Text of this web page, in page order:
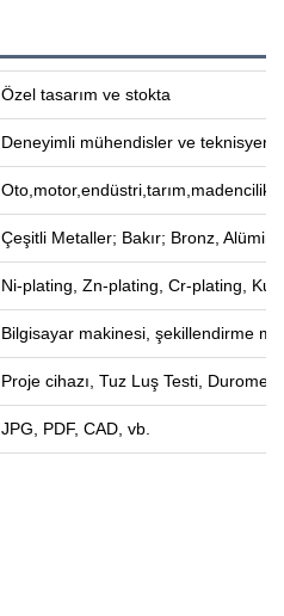
Özel tasarım ve stokta
Deneyimli mühendisler ve
Çeşitli Metaller; Bakır; Bronz,
Ni-plating, Zn-plating, Cr-plating,
Bilgisayar makinesi, şekillendirme
Proje cihazı, Tuz Luş Testi,
JPG, PDF, CAD, vb.